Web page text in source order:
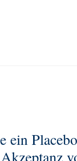
ein